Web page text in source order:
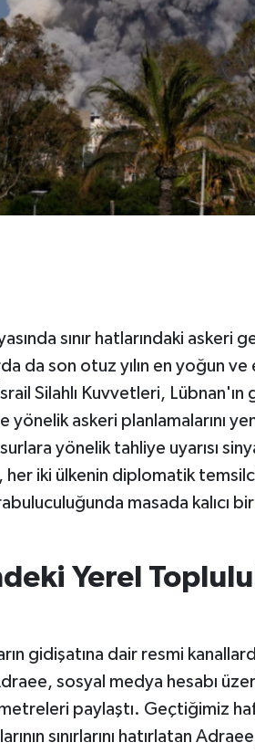
sınır hatlarındaki askeri
da son otuz yılın en yoğun ve
Silahlı Kuvvetleri, Lübnan'ın
askeri planlamalarını
yönelik tahliye uyarısı
her iki ülkenin diplomatik
masada kalıcı
Yerel
gidişatına dair resmi
sosyal medya hesabı
paylaştı. Geçtiğimiz
sınırlarını hatırlatan